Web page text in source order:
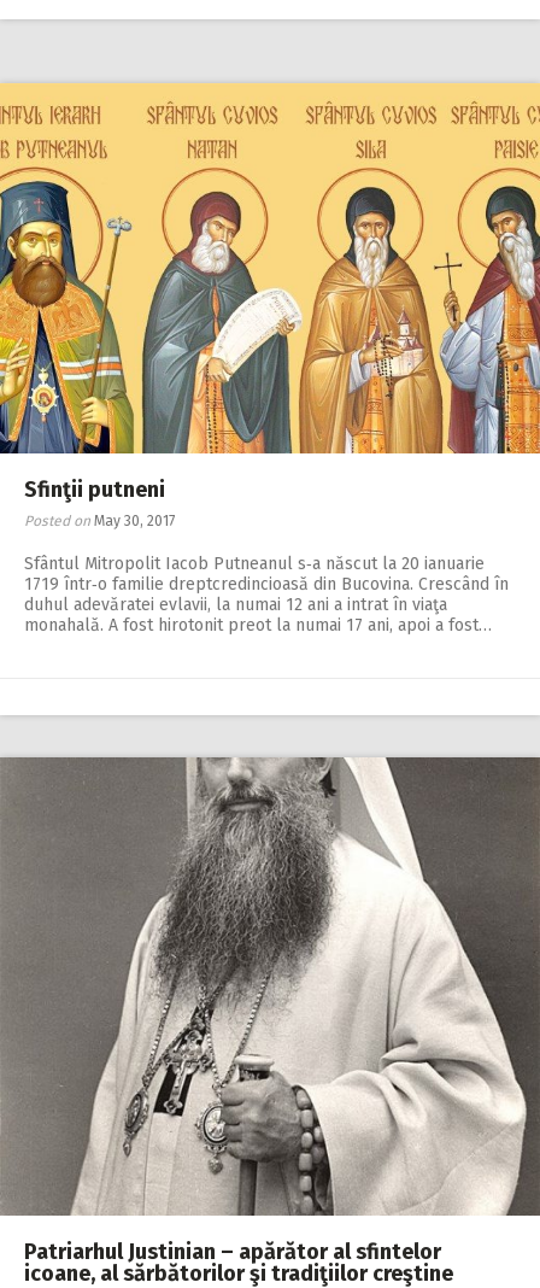
Sfinţii putneni
Posted on May 30, 2017
Sfântul Mitropolit Iacob Putneanul s‑a născut la 20 ianuarie
1719 într‑o familie dreptcredincioasă din Bucovina. Crescând în
duhul adevăratei evlavii, la numai 12 ani a intrat în viaţa
monahală. A fost hirotonit preot la numai 17 ani, apoi a fost…
Patriarhul Justinian – apărător al sfintelor
icoane, al sărbătorilor şi tradiţiilor creştine